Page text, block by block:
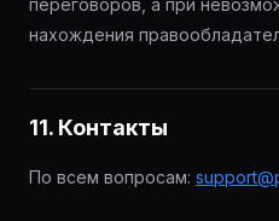
переговоров, а при
нахождения
11. Контакты
По всем вопросам: